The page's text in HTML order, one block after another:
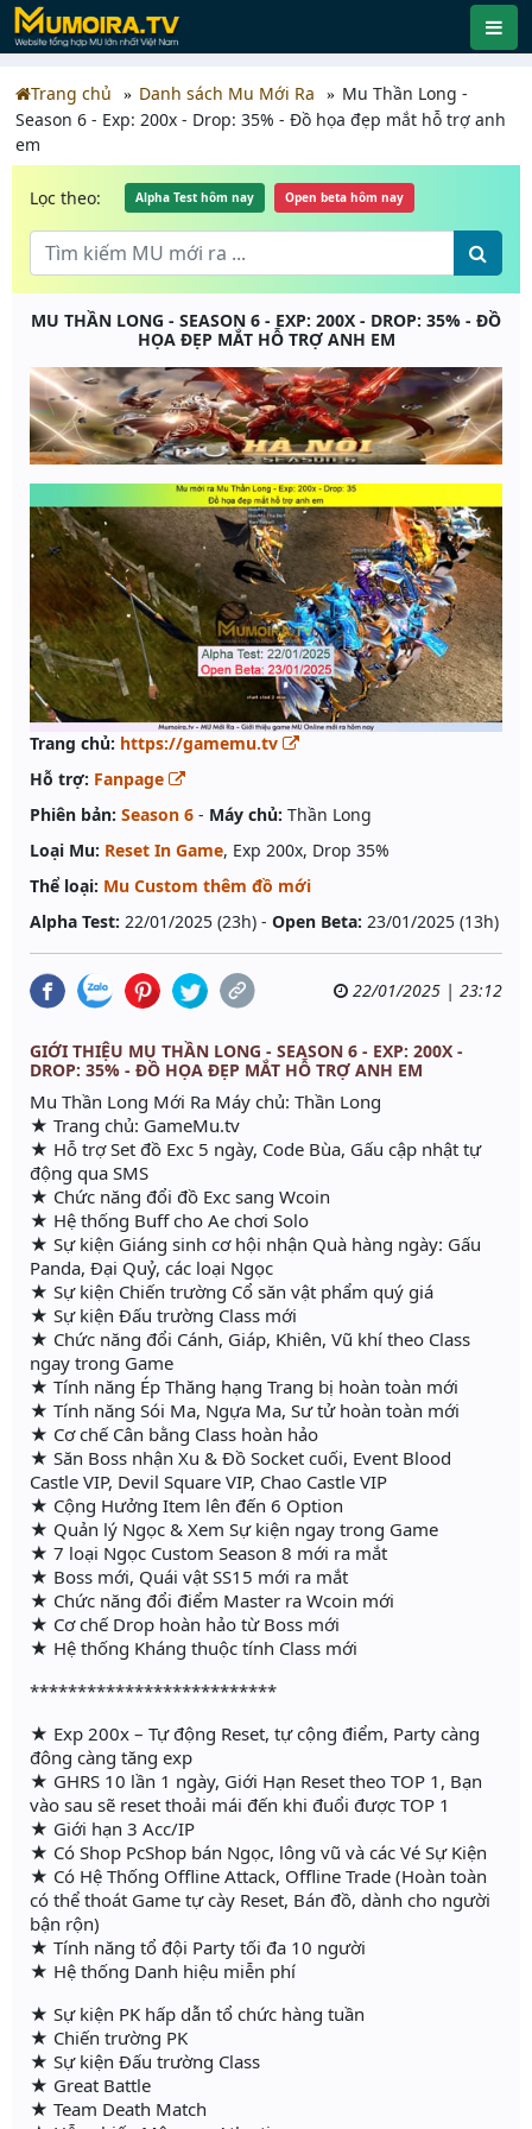
Trang chủ Danh sách Mu Mới Ra
Mu Thần Long -
Season 6 - Exp: 200x - Drop: 35% - Đồ họa đẹp mắt hỗ trợ anh
em
Lọc theo: Alpha Test hôm nay Open beta hôm nay
MU THẦN LONG - SEASON 6 - EXP: 200X - DROP: 35% - ĐỒ
HỌA ĐẸP MẮT HỖ TRỢ ANH EM
Trang chủ: https://gamemu.tv
Hỗ trợ: Fanpage
Phiên bản: Season 6 - Máy chủ: Thần Long
Loại Mu: Reset In Game, Exp 200x, Drop 35%
Thể loại: Mu Custom thêm đồ mới
Alpha Test: 22/01/2025 (23h) - Open Beta: 23/01/2025 (13h)
22/01/2025 | 23:12
GIỚI THIỆU MU THẦN LONG - SEASON 6 - EXP: 200X -
DROP: 35% - ĐỒ HỌA ĐẸP MẮT HỖ TRỢ ANH EM
Mu Thần Long Mới Ra Máy chủ: Thần Long
★ Trang chủ: GameMu.tv
★ Hỗ trợ Set đồ Exc 5 ngày, Code Bùa, Gấu cập nhật tự
động qua SMS
★ Chức năng đổi đồ Exc sang Wcoin
★ Hệ thống Buff cho Ae chơi Solo
★ Sự kiện Giáng sinh cơ hội nhận Quà hàng ngày: Gấu
Panda, Đại Quỷ, các loại Ngọc
★ Sự kiện Chiến trường Cổ săn vật phẩm quý giá
★ Sự kiện Đấu trường Class mới
★ Chức năng đổi Cánh, Giáp, Khiên, Vũ khí theo Class
ngay trong Game
★ Tính năng Ép Thăng hạng Trang bị hoàn toàn mới
★ Tính năng Sói Ma, Ngựa Ma, Sư tử hoàn toàn mới
★ Cơ chế Cân bằng Class hoàn hảo
★ Săn Boss nhận Xu & Đồ Socket cuối, Event Blood
Castle VIP, Devil Square VIP, Chao Castle VIP
★ Cộng Hưởng Item lên đến 6 Option
★ Quản lý Ngọc & Xem Sự kiện ngay trong Game
★ 7 loại Ngọc Custom Season 8 mới ra mắt
★ Boss mới, Quái vật SS15 mới ra mắt
★ Chức năng đổi điểm Master ra Wcoin mới
★ Cơ chế Drop hoàn hảo từ Boss mới
★ Hệ thống Kháng thuộc tính Class mới
**************************
★ Exp 200x – Tự động Reset, tự cộng điểm, Party càng
đông càng tăng exp
★ GHRS 10 lần 1 ngày, Giới Hạn Reset theo TOP 1, Bạn
vào sau sẽ reset thoải mái đến khi đuổi được TOP 1
★ Giới hạn 3 Acc/IP
★ Có Shop PcShop bán Ngọc, lông vũ và các Vé Sự Kiện
★ Có Hệ Thống Offline Attack, Offline Trade (Hoàn toàn
có thể thoát Game tự cày Reset, Bán đồ, dành cho người
bận rộn)
★ Tính năng tổ đội Party tối đa 10 người
★ Hệ thống Danh hiệu miễn phí
★ Sự kiện PK hấp dẫn tổ chức hàng tuần
★ Chiến trường PK
★ Sự kiện Đấu trường Class
★ Great Battle
★ Team Death Match